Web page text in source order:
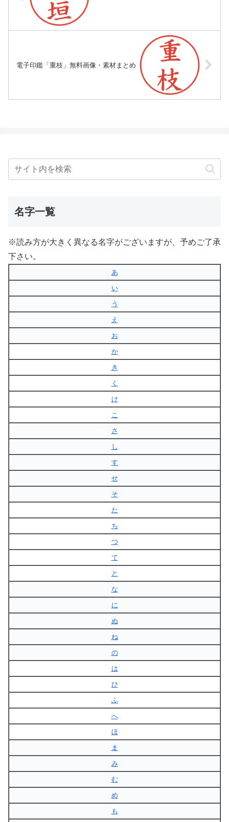
電子印鑑「重枝」無料画像・素材まとめ
名字一覧
※読み方が大きく異なる名字がございますが、予めご了承
下さい。
あ
い
う
え
お
か
き
く
け
こ
さ
し
す
せ
そ
た
ち
つ
て
と
な
に
ぬ
ね
の
は
ひ
ふ
へ
ほ
ま
み
む
め
も